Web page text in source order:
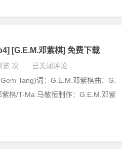
[G.E.M.邓紫棋] 免费下载
览 次 已关闭评论
Tang)词：G.E.M.邓紫棋曲：G.
棋/T-Ma 马敬恒制作：G.E.M.邓紫